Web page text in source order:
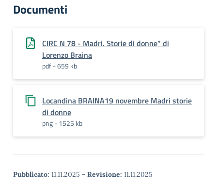
Documenti
CIRC N 78 - Madri. Storie di donne” di
Lorenzo Braina
pdf - 659 kb
Locandina BRAINA19 novembre Madri storie
di donne
png - 1525 kb
Pubblicato: 11.11.2025 - Revisione: 11.11.2025